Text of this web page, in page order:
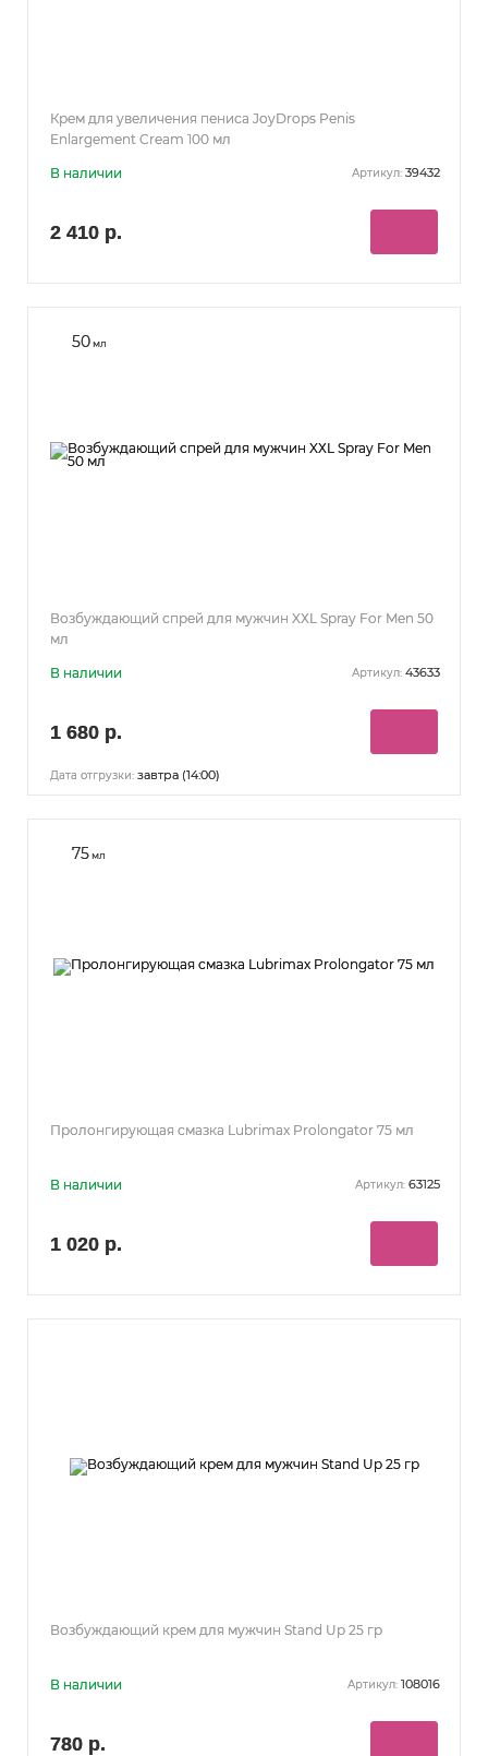
Крем для увеличения пениса JoyDrops Penis
Enlargement Cream 100 мл
В наличии Артикул: 39432
2 410 р.
50мл
Возбуждающий спрей для мужчин XХL Spray For Men 50
мл
В наличии Артикул: 43633
1 680 р.
Дата отгрузки: завтра (14:00)
75мл
Пролонгирующая смазка Lubrimax Prolongator 75 мл
В наличии Артикул: 63125
1 020 р.
Возбуждающий крем для мужчин Stand Up 25 гр
В наличии Артикул: 108016
780 р.